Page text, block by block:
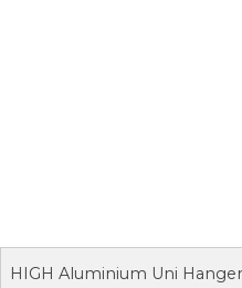
HIGH Aluminium Uni